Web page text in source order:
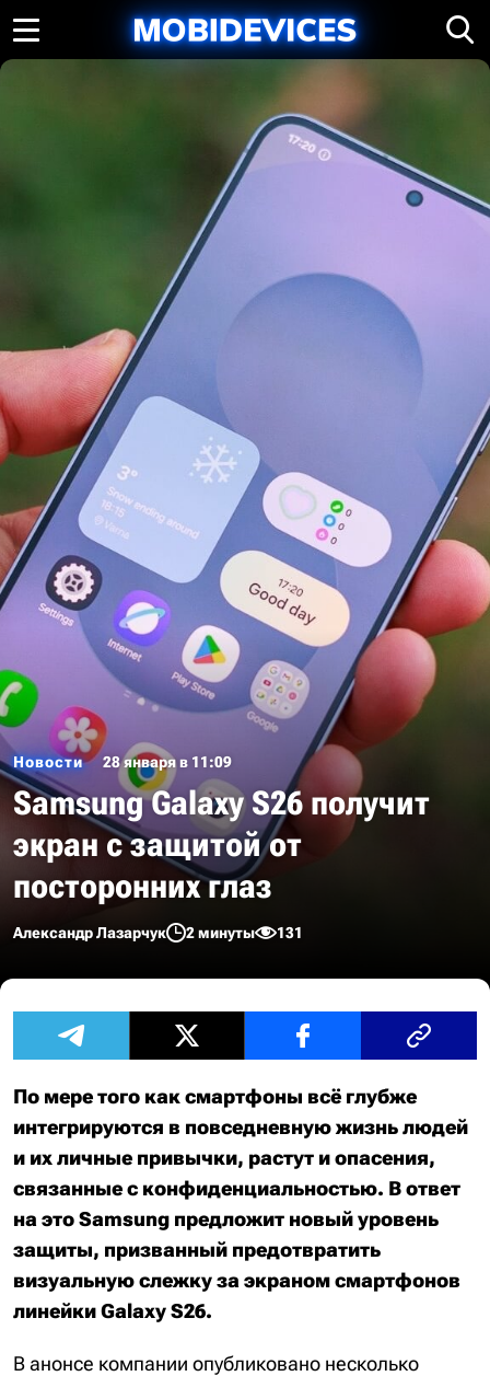
Новости 28 января в 11:09
Samsung Galaxy S26 получит
экран с защитой от
посторонних глаз
Александр Лазарчук 2 минуты 131
По мере того как смартфоны всё глубже
интегрируются в повседневную жизнь людей
и их личные привычки, растут и опасения,
связанные с конфиденциальностью. В ответ
на это Samsung предложит новый уровень
защиты, призванный предотвратить
визуальную слежку за экраном смартфонов
линейки Galaxy S26.
В анонсе компании опубликовано несколько